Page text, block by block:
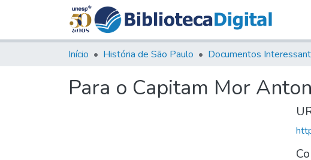
Início História de São Paulo Documentos
Para o Capitam Mor